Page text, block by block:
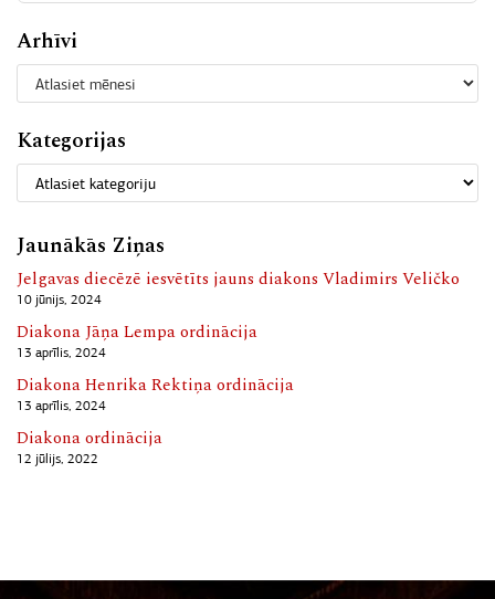
Arhīvi
Kategorijas
Jaunākās Ziņas
Jelgavas diecēzē iesvētīts jauns diakons Vladimirs Veličko
10 jūnijs, 2024
Diakona Jāņa Lempa ordinācija
13 aprīlis, 2024
Diakona Henrika Rektiņa ordinācija
13 aprīlis, 2024
Diakona ordinācija
12 jūlijs, 2022